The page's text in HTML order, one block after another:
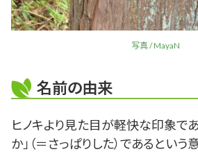
写真 / MayaN
名前の由来
ヒノキより見た目が軽快な印象で
か」（＝さっぱりした）であるという